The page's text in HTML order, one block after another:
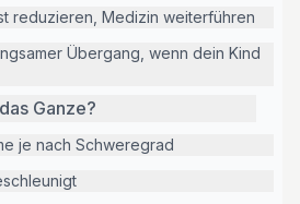
reduzieren, Medizin weiterführen
Übergang, wenn dein Kind
Ganze?
je nach Schweregrad